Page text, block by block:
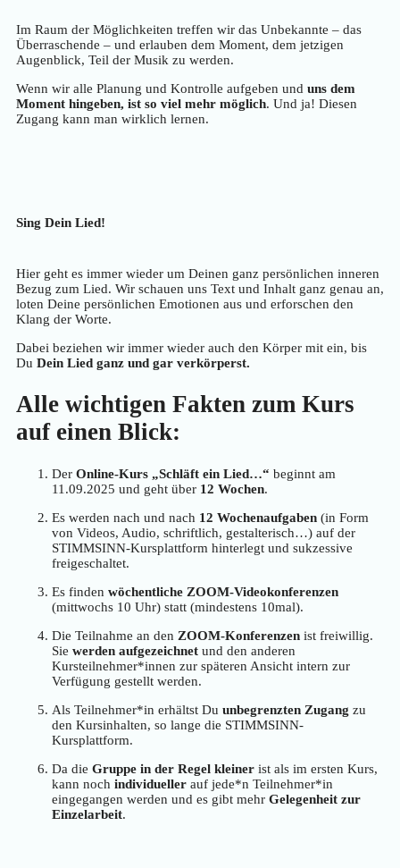
Im Raum der Möglichkeiten treffen wir das Unbekannte – das
Überraschende – und erlauben dem Moment, dem jetzigen
Augenblick, Teil der Musik zu werden.
Wenn wir alle Planung und Kontrolle aufgeben und uns dem
Moment hingeben, ist so viel mehr möglich. Und ja! Diesen
Zugang kann man wirklich lernen.
Sing Dein Lied!
Hier geht es immer wieder um Deinen ganz persönlichen inneren
Bezug zum Lied. Wir schauen uns Text und Inhalt ganz genau an,
loten Deine persönlichen Emotionen aus und erforschen den
Klang der Worte.
Dabei beziehen wir immer wieder auch den Körper mit ein, bis
Du Dein Lied ganz und gar verkörperst.
Alle wichtigen Fakten zum Kurs
auf einen Blick:
Der Online-Kurs „Schläft ein Lied…“ beginnt am
11.09.2025 und geht über 12 Wochen.
Es werden nach und nach 12 Wochenaufgaben (in Form
von Videos, Audio, schriftlich, gestalterisch…) auf der
STIMMSINN-Kursplattform hinterlegt und sukzessive
freigeschaltet.
Es finden wöchentliche ZOOM-Videokonferenzen
(mittwochs 10 Uhr) statt (mindestens 10mal).
Die Teilnahme an den ZOOM-Konferenzen ist freiwillig.
Sie werden aufgezeichnet und den anderen
Kursteilnehmer*innen zur späteren Ansicht intern zur
Verfügung gestellt werden.
Als Teilnehmer*in erhältst Du unbegrenzten Zugang zu
den Kursinhalten, so lange die STIMMSINN-
Kursplattform.
Da die Gruppe in der Regel kleiner ist als im ersten Kurs,
kann noch individueller auf jede*n Teilnehmer*in
eingegangen werden und es gibt mehr Gelegenheit zur
Einzelarbeit.